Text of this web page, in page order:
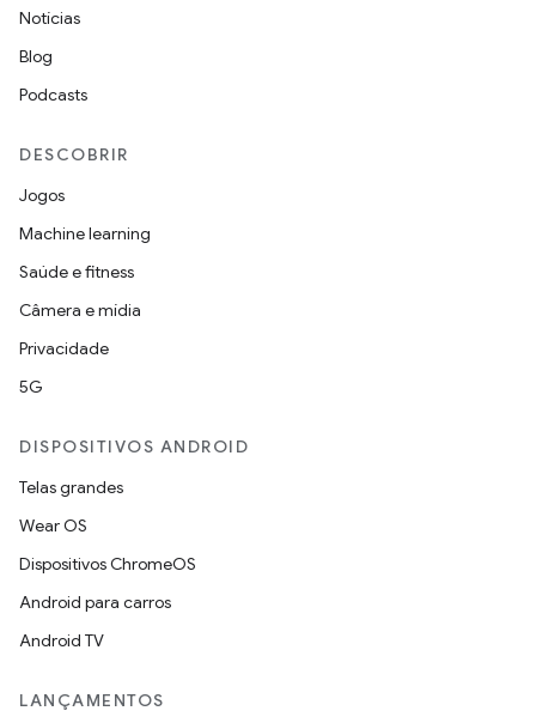
Notícias
Blog
Podcasts
DESCOBRIR
Jogos
Machine learning
Saúde e fitness
Câmera e mídia
Privacidade
5G
DISPOSITIVOS ANDROID
Telas grandes
Wear OS
Dispositivos ChromeOS
Android para carros
Android TV
LANÇAMENTOS